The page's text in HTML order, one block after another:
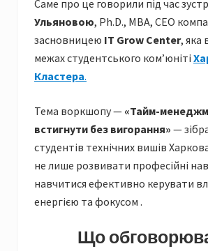
Саме про це говорили під час
Ульяновою, Ph.D., MBA, CEO
засновницею IT Grow Center, яка
межах студентського комʼюніті
Кластера.
Тема воркшопу — «Тайм-
встигнути без вигорання» —
студентів технічних вишів
не лише розвивати професійні
навчитися ефективно керувати
енергією та фокусом .
Що